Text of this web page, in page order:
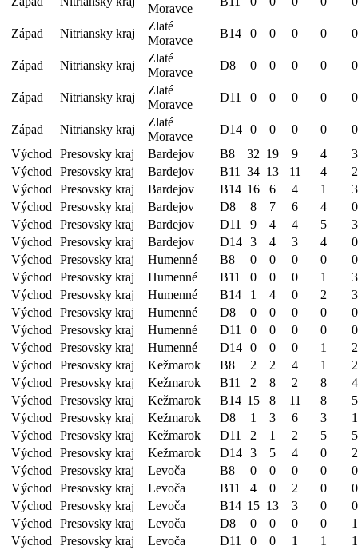
Moravce
Západ Nitriansky kraj
Zlaté
Moravce
B14 0 0 0 0 0
Západ Nitriansky kraj
Zlaté
Moravce
D8 0 0 0 0 0
Západ Nitriansky kraj
Zlaté
Moravce
D11 0 0 0 0 0
Západ Nitriansky kraj
Zlaté
Moravce
D14 0 0 0 0
0
Východ
Presovsky kraj Bardejov B8 32 19 9 4
3
Východ
Presovsky kraj Bardejov B11 34 13 11 4
2
Východ
Presovsky kraj Bardejov B14 16 6 4 1
3
Východ
Presovsky kraj Bardejov D8 8 7 6 4
0
Východ
Presovsky kraj Bardejov D11 9 4 4 5
3
Východ
Presovsky kraj Bardejov D14 3 4 3 4
0
Východ
Presovsky kraj Humenné B8 0 0 0 0
0
Východ
Presovsky kraj Humenné B11 0 0 0 1
3
Východ
Presovsky kraj Humenné B14 1 4 0 2
3
Východ
Presovsky kraj Humenné D8 0 0 0 0
0
Východ
Presovsky kraj Humenné D11 0 0 0 0
0
Východ
Presovsky kraj Humenné D14 0 0 0 1
2
Východ
Presovsky kraj Kežmarok B8 2 2 4 1
2
Východ
Presovsky kraj Kežmarok B11 2 8 2 8
4
Východ
Presovsky kraj Kežmarok B14 15 8 11 8
5
Východ
Presovsky kraj Kežmarok D8 1 3 6 3
1
Východ
Presovsky kraj Kežmarok D11 2 1 2 5
5
Východ
Presovsky kraj Kežmarok D14 3 5 4 0
2
Východ
Presovsky kraj Levoča B8 0 0 0 0
0
Východ
Presovsky kraj Levoča B11 4 0 2 0
0
Východ
Presovsky kraj Levoča B14 15 13 3 0
0
Východ
Presovsky kraj Levoča D8 0 0 0 0
1
Východ
Presovsky kraj Levoča D11 0 0 1 1
1